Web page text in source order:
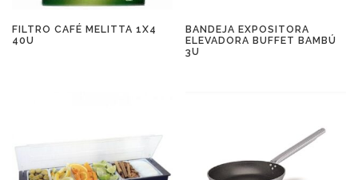
FILTRO CAFÉ MELITTA 1X4
40U
BANDEJA EXPOSITORA
ELEVADORA BUFFET BAMBÚ
3U